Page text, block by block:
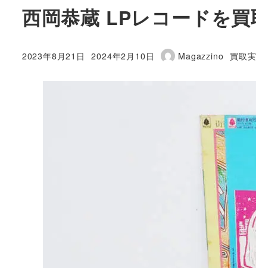
西岡恭蔵 LPレコードを買
投稿日
2023年8月21日
更新日
2024年2月10日
著
Magazzino カテゴ
買取